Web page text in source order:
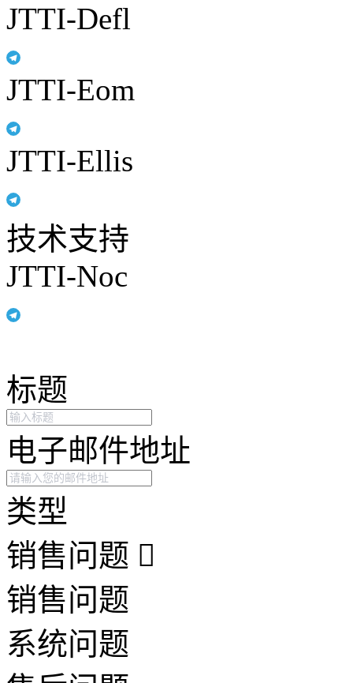
JTTI-Defl
JTTI-Eom
JTTI-Ellis
技术支持
JTTI-Noc
标题
电子邮件地址
类型
销售问题
销售问题
系统问题